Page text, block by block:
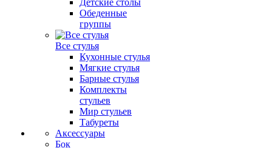
Детские столы
Обеденные
группы
Все стулья
Кухонные стулья
Мягкие стулья
Барные стулья
Комплекты
стульев
Мир стульев
Табуреты
Аксессуары
Бок